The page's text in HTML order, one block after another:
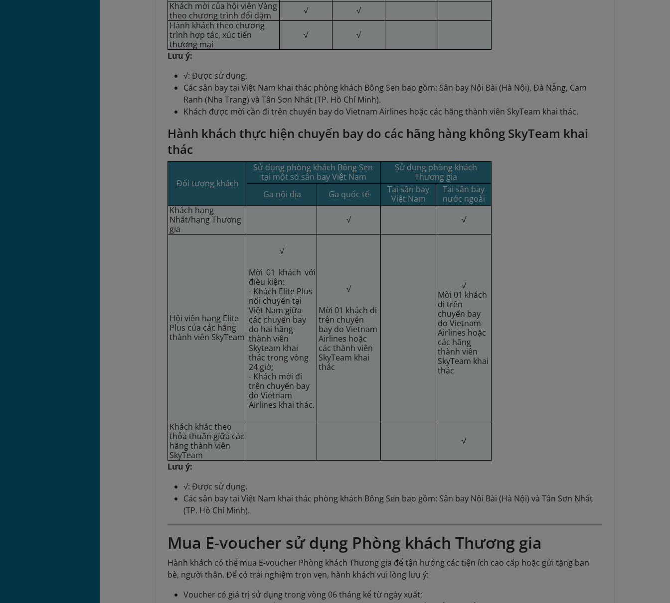
Khách mời của hội viên Vàng
theo chương trình đổi dặm
√
√
Hành khách theo chương
trình hợp tác, xúc tiến
thương mại
√
√
Lưu ý:
√: Được sử dụng.
Các sân bay tại Việt Nam khai thác phòng khách Bông Sen bao gồm: Sân bay Nội Bài (Hà Nội), Đà Nẵng, Cam
Ranh (Nha Trang) và Tân Sơn Nhất (TP. Hồ Chí Minh).
Khách được mời cần đi trên chuyến bay do Vietnam Airlines hoặc các hãng thành viên SkyTeam khai thác.
Hành khách thực hiện chuyến bay do các hãng hàng không SkyTeam khai
thác
Đối tượng khách
Sử dụng phòng khách Bông Sen
tại một số sân bay Việt Nam
Sử dụng phòng khách
Thương gia
Ga nội địa
Ga quốc tế
Tại sân bay
Việt Nam
Tại sân bay
nước ngoài
Khách hạng
Nhất/hạng Thương
gia
√ √
Hội viên hạng Elite
Plus của các hãng
thành viên SkyTeam
√
Mời 01 khách với
điều kiện:
- Khách Elite Plus
nối chuyến tại
Việt Nam giữa
các chuyến bay
do hai hãng
thành viên
Skyteam khai
thác trong vòng
24 giờ;
- Khách mời đi
trên chuyến bay
do Vietnam
Airlines khai thác.
√
Mời 01 khách đi
trên chuyến
bay do Vietnam
Airlines hoặc
các thành viên
SkyTeam khai
thác
√
Mời 01 khách
đi trên
chuyến bay
do Vietnam
Airlines hoặc
các hãng
thành viên
SkyTeam khai
thác
Khách khác theo
thỏa thuận giữa các
hãng thành viên
SkyTeam
√
Lưu ý:
√: Được sử dụng.
Các sân bay tại Việt Nam khai thác phòng khách Bông Sen bao gồm: Sân bay Nội Bài (Hà Nội) và Tân Sơn Nhất
(TP. Hồ Chí Minh).
Mua E-voucher sử dụng Phòng khách Thương gia
Hành khách có thể mua E-voucher Phòng khách Thương gia để tận hưởng các tiện ích cao cấp hoặc gửi tặng bạn
bè, người thân. Để có trải nghiệm trọn vẹn, hành khách vui lòng lưu ý:
Voucher có giá trị sử dụng trong vòng 06 tháng kể từ ngày xuất;